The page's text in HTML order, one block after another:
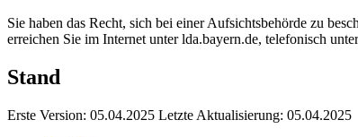
Sie haben das Recht, sich bei einer Aufsichtsbehörde zu
erreichen Sie im Internet unter lda.bayern.de, telefonisch
Stand
Erste Version: 05.04.2025 Letzte Aktualisierung: 05.04.2025